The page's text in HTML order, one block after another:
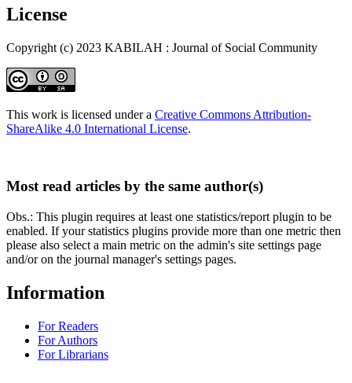
License
Copyright (c) 2023 KABILAH : Journal of Social Community
This work is licensed under a Creative Commons Attribution-
ShareAlike 4.0 International License.
Most read articles by the same author(s)
Obs.: This plugin requires at least one statistics/report plugin to be
enabled. If your statistics plugins provide more than one metric then
please also select a main metric on the admin's site settings page
and/or on the journal manager's settings pages.
Information
For Readers
For Authors
For Librarians